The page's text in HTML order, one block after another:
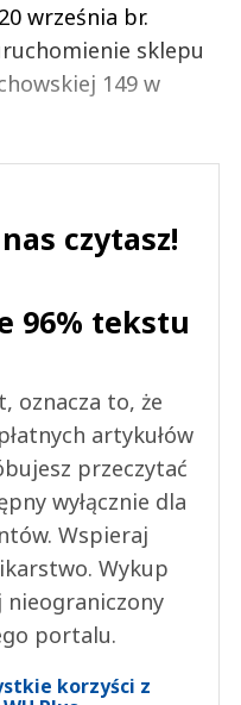
września br.
sklepu
149 w
czytasz!
96% tekstu
oznacza to, że
artykułów
przeczytać
wyłącznie dla
Wspieraj
Wykup
nieograniczony
portalu.
korzyści z